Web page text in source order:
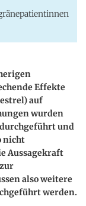
Effekte
auf
wurden
und
nicht
Aussagekraft
also weitere
werden.